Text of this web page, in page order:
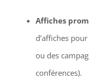
Affiches
d’affiches
ou des
conférences).